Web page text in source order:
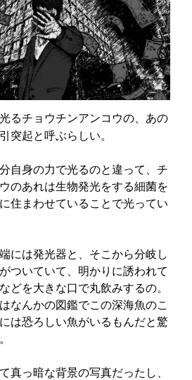
るチョウチンアンコウの、あの
突起と呼ぶらしい。
自身の力で光るのと違って、チ
のあれは生物発光をする細菌を
住まわせていることで光ってい
には発光器と、そこから分岐し
ついていて、明かりに誘われて
どを大きな口で丸飲みするの。
なんかの図鑑でこの深海魚のこ
は恐ろしい魚がいるもんだと驚
真っ暗な背景の写真だったし、